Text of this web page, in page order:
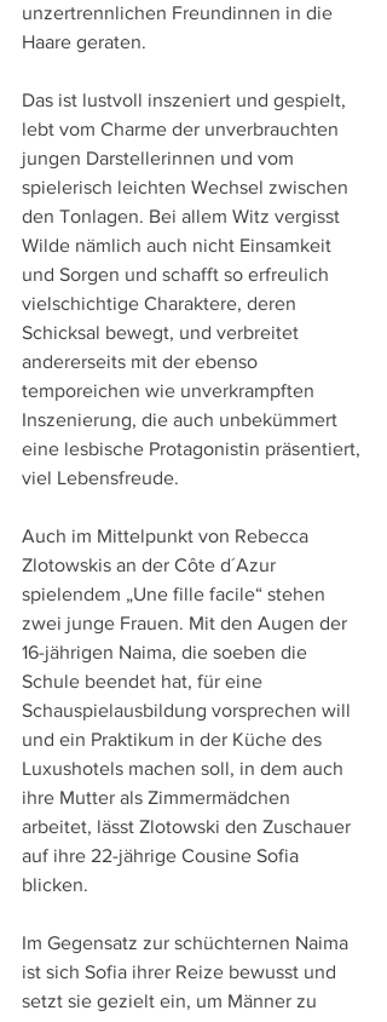
unzertrennlichen Freundinnen in die
Haare geraten.
Das ist lustvoll inszeniert und gespielt,
lebt vom Charme der unverbrauchten
jungen Darstellerinnen und vom
spielerisch leichten Wechsel zwischen
den Tonlagen. Bei allem Witz vergisst
Wilde nämlich auch nicht Einsamkeit
und Sorgen und schafft so erfreulich
vielschichtige Charaktere, deren
Schicksal bewegt, und verbreitet
andererseits mit der ebenso
temporeichen wie unverkrampften
Inszenierung, die auch unbekümmert
eine lesbische Protagonistin präsentiert,
viel Lebensfreude.
Auch im Mittelpunkt von Rebecca
Zlotowskis an der Côte d´Azur
spielendem „Une fille facile“ stehen
zwei junge Frauen. Mit den Augen der
16-jährigen Naima, die soeben die
Schule beendet hat, für eine
Schauspielausbildung vorsprechen will
und ein Praktikum in der Küche des
Luxushotels machen soll, in dem auch
ihre Mutter als Zimmermädchen
arbeitet, lässt Zlotowski den Zuschauer
auf ihre 22-jährige Cousine Sofia
blicken.
Im Gegensatz zur schüchternen Naima
ist sich Sofia ihrer Reize bewusst und
setzt sie gezielt ein, um Männer zu